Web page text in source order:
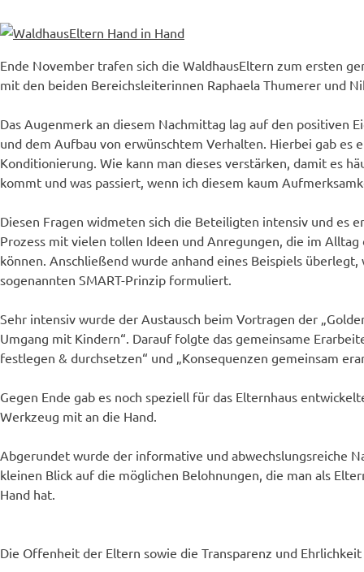
Ende November trafen sich die WaldhausEltern zum ersten
mit den beiden Bereichsleiterinnen Raphaela Thumerer und
Das Augenmerk an diesem Nachmittag lag auf den positiven
und dem Aufbau von erwünschtem Verhalten. Hierbei gab es
Konditionierung. Wie kann man dieses verstärken, damit es
kommt und was passiert, wenn ich diesem kaum
Diesen Fragen widmeten sich die Beteiligten intensiv und es
Prozess mit vielen tollen Ideen und Anregungen, die im
können. Anschließend wurde anhand eines Beispiels überlegt,
sogenannten SMART-Prinzip formuliert.
Sehr intensiv wurde der Austausch beim Vortragen der
Umgang mit Kindern“. Darauf folgte das gemeinsame
festlegen & durchsetzen“ und „Konsequenzen gemeinsam
Gegen Ende gab es noch speziell für das Elternhaus
Werkzeug mit an die Hand.
Abgerundet wurde der informative und abwechslungsreiche
kleinen Blick auf die möglichen Belohnungen, die man als
Hand hat.
Die Offenheit der Eltern sowie die Transparenz und